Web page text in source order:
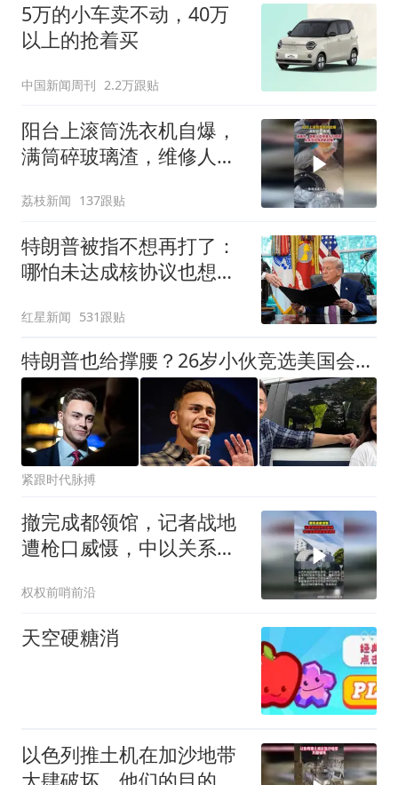
5万的小车卖不动，40万
以上的抢着买
中国新闻周刊 2.2万跟贴
阳台上滚筒洗衣机自爆，
满筒碎玻璃渣，维修人员
洗衣机自爆
荔枝新闻 137跟贴
特朗普被指不想再打了：
哪怕未达成核协议也想退
红星新闻 531跟贴
特朗普也给撑腰？26岁小伙竞选美国会议员，背后竟全靠岳父岳母！
紧跟时代脉搏
撤完成都领馆，记者战地
遭枪口威慑，中以关系释
权权前哨前沿
天空硬糖消
以色列推土机在加沙地带